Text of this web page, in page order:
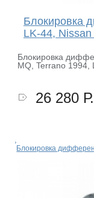
Блокировка
LK-44,
Блокировка
MQ, Terrano 1994,
26 280 Р.
Блокировка